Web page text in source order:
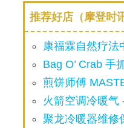
推荐好店（摩登时
康福霖自然疗法
Bag O’ Crab 手
煎饼师傅
火箭空调冷暖气
聚龙冷暖器维修